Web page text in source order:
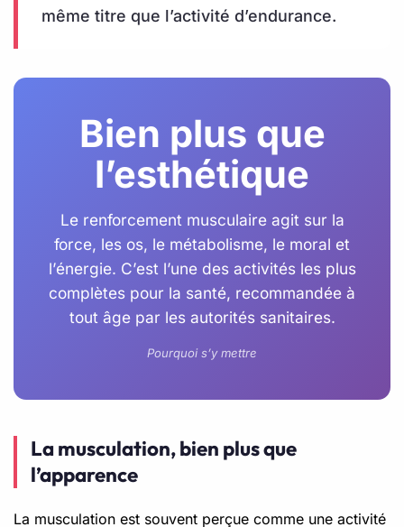
même titre que l’activité d’endurance.
Bien plus que
l’esthétique
Le renforcement musculaire agit sur la
force, les os, le métabolisme, le moral et
l’énergie. C’est l’une des activités les plus
complètes pour la santé, recommandée à
tout âge par les autorités sanitaires.
Pourquoi s’y mettre
La musculation, bien plus que
l’apparence
La musculation est souvent perçue comme une activité